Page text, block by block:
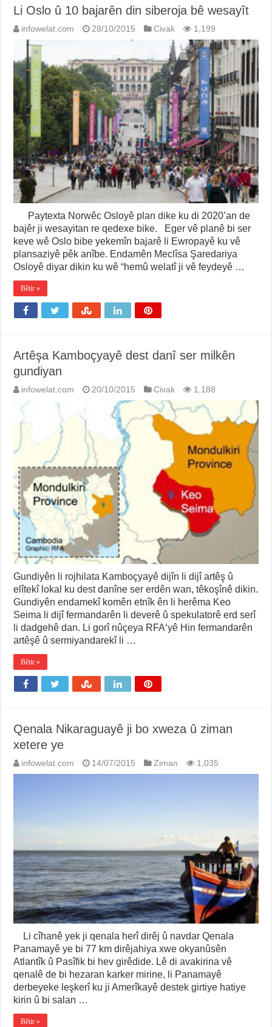
Li Oslo û 10 bajarên din siberoja bê wesayît
infowelat.com 28/10/2015 Civak 1,199
Paytexta Norwêc Osloyê plan dike ku di 2020’an de
bajêr ji wesayitan re qedexe bike. Eger vê planê bi ser
keve wê Oslo bibe yekemîn bajarê li Ewropayê ku vê
plansaziyê pêk anîbe. Endamên Meclîsa Şaredariya
Osloyê diyar dikin ku wê “hemû welatî ji vê feydeyê …
Bêtir »
Artêşa Kamboçyayê dest danî ser milkên
gundiyan
infowelat.com 20/10/2015 Civak 1,188
Gundiyên li rojhilata Kamboçyayê dijîn li dijî artêş û
elîtekî lokal ku dest danîne ser erdên wan, têkoşînê dikin.
Gundiyên endamekî komên etnîk ên li herêma Keo
Seima li dijî fermandarên li deverê û spekulatorê erd serî
li dadgehê dan. Li gorî nûçeya RFA‘yê Hin fermandarên
artêşê û sermiyandarekî li …
Bêtir »
Qenala Nikaraguayê ji bo xweza û ziman
xetere ye
infowelat.com 14/07/2015 Ziman 1,035
Li cîhanê yek ji qenala herî dirêj û navdar Qenala
Panamayê ye bi 77 km dirêjahiya xwe okyanûsên
Atlantîk û Pasîfik bi hev girêdide. Lê di avakirina vê
qenalê de bi hezaran karker mirine, li Panamayê
derbeyeke leşkerî ku ji Amerîkayê destek girtiye hatiye
kirin û bi salan …
Bêtir »